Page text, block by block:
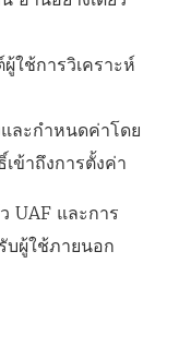
ใช้การวิเคราะห์
ละกำหนดค่าโดย
ข้าถึงการตั้งค่า
UAF และการ
บผู้ใช้ภายนอก